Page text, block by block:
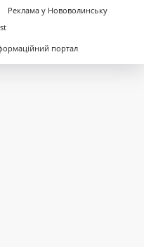
Реклама у Нововолинську
портал